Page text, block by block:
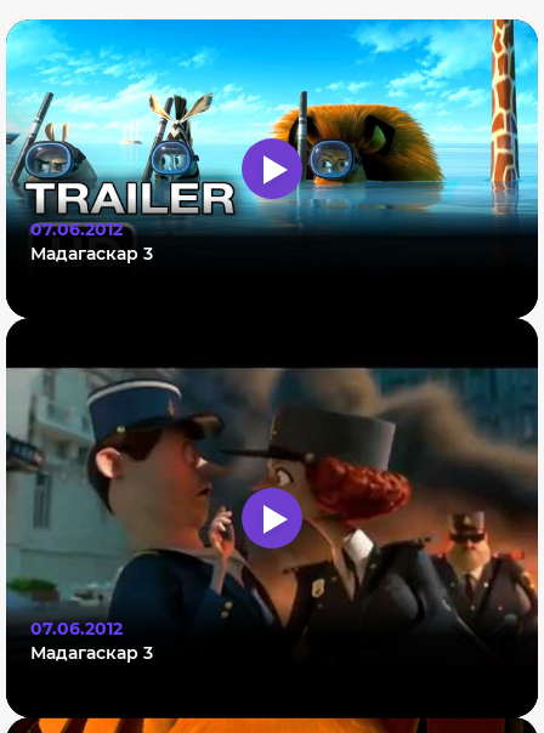
07.06.2012
Мадагаскар 3
07.06.2012
Мадагаскар 3